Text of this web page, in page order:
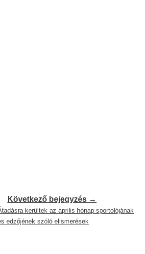
Következő bejegyzés →
kerültek az április hónap sportolójának
edzőjének szóló elismerések